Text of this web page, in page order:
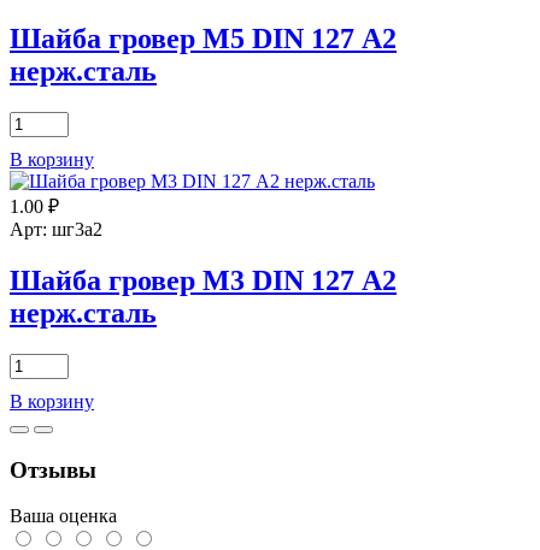
А2
нерж.сталь
Шайба гровер М5 DIN 127 А2
нерж.сталь
Количество
товара
Шайба
гровер
М5
DIN
А2
нерж.сталь
В корзину
1.00 ₽
Арт: шг3а2
Шайба гровер М3 DIN 127 А2
нерж.сталь
Количество
товара
Шайба
гровер
DIN
А2
нерж.сталь
В корзину
Отзывы
Ваша оценка